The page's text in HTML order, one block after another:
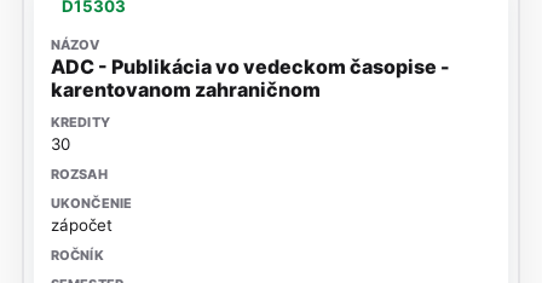
D15303
ADC - Publikácia vo vedeckom časopise -
karentovanom zahraničnom
30
zápočet